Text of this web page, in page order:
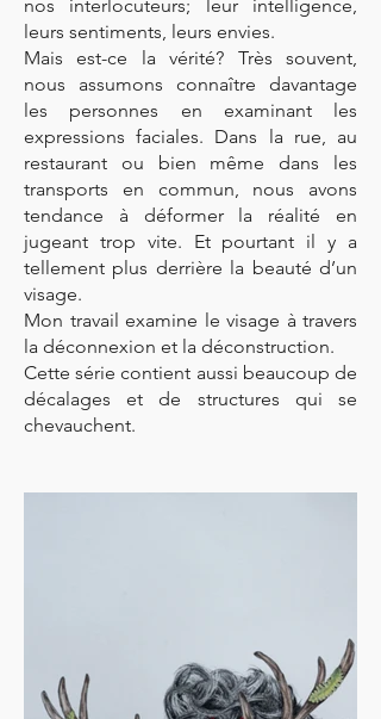
nos interlocuteurs; leur intelligence,
leurs sentiments, leurs envies.
Mais est-ce la vérité? Très souvent,
nous assumons connaître davantage
les personnes en examinant les
expressions faciales. Dans la rue, au
restaurant ou bien même dans les
transports en commun, nous avons
tendance à déformer la réalité en
jugeant trop vite. Et pourtant il y a
tellement plus derrière la beauté d’un
visage.
Mon travail examine le visage à travers
la déconnexion et la déconstruction.
Cette série contient aussi beaucoup de
décalages et de structures qui se
chevauchent.